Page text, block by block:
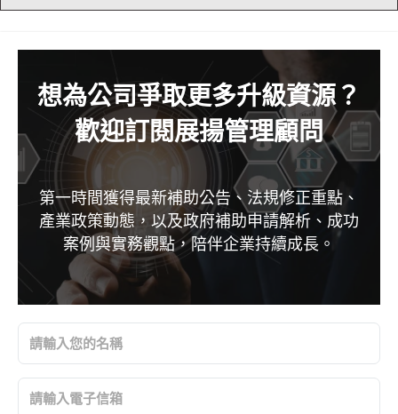
想為公司爭取更多升級資源？
歡迎訂閱展揚管理顧問
第一時間獲得最新補助公告、法規修正重點、
產業政策動態，以及政府補助申請解析、成功
案例與實務觀點，陪伴企業持續成長。